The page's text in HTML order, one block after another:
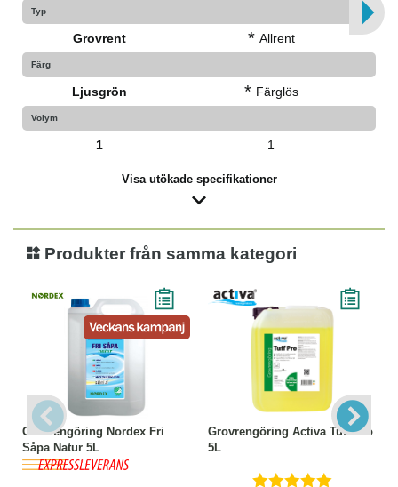
Typ
Grovrent * Allrent
Färg
Ljusgrön * Färglös
Volym
1 1
Visa utökade specifikationer
Produkter från samma kategori
Grovrengöring Nordex Fri
Såpa Natur 5L
Grovrengöring Activa Tuff Pro
5L